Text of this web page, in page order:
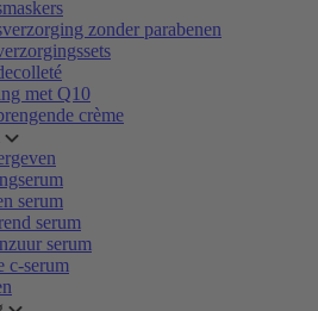
zonder parabenen
met Q10
crème
serum
serum
serum
c-serum